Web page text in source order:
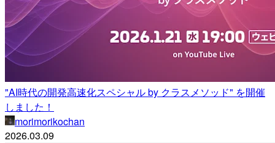
"AI時代の開発高速化スペシャル by クラスメソッド" を開催
しました！
morimorikochan
2026.03.09